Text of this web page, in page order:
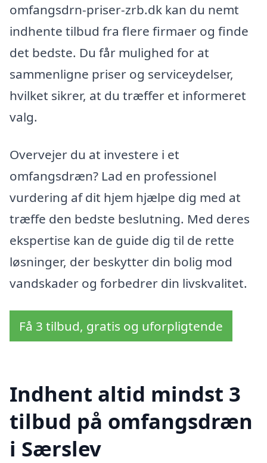
omfangsdrn-priser-zrb.dk kan du nemt
indhente tilbud fra flere firmaer og finde
det bedste. Du får mulighed for at
sammenligne priser og serviceydelser,
hvilket sikrer, at du træffer et informeret
valg.
Overvejer du at investere i et
omfangsdræn? Lad en professionel
vurdering af dit hjem hjælpe dig med at
træffe den bedste beslutning. Med deres
ekspertise kan de guide dig til de rette
løsninger, der beskytter din bolig mod
vandskader og forbedrer din livskvalitet.
Få 3 tilbud, gratis og uforpligtende
Indhent altid mindst 3
tilbud på omfangsdræn
i Særslev